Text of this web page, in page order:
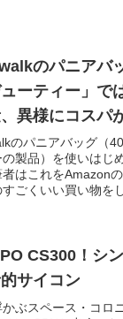
のパニアバ
ーティー」で
異様にコスパ
のパニアバッグ（
の製品）を使いはじ
者はこれをAmazon
ごくいい買い物を
CS300！シ
サイコン
ぶスペース・コロ